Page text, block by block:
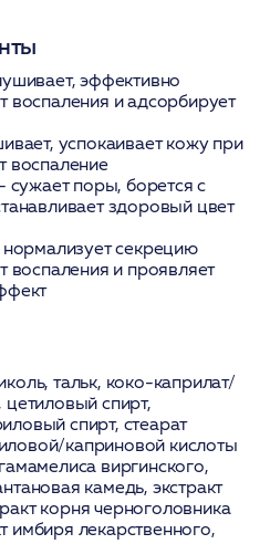
эффективно
воспаления и адсорбирует
успокаивает кожу при
воспаление
- сужает поры, борется с
здоровый цвет
секрецию
воспаления и проявляет
тальк, коко-каприлат/
цетиловый спирт,
спирт, стеарат
каприновой кислоты
виргинского,
камедь, экстракт
корня черноголовника
имбиря лекарственного,